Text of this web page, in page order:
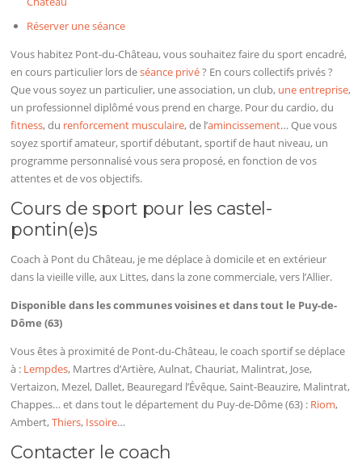
Réserver une séance
Vous habitez Pont-du-Château, vous souhaitez faire du sport encadré,
en cours particulier lors deséance privé? En cours collectifs privés ?
Que vous soyez un particulier, une association, un club, une entreprise,
un professionnel diplômé vous prend en charge. Pour du cardio, du
fitness, du renforcement musculaire, de l’amincissement… Que vous
soyez sportif amateur, sportif débutant, sportif de haut niveau, un
programme personnalisé vous sera proposé, en fonction de vos
attentes et de vos objectifs.
Cours de sport pour les castel-
pontin(e)s
Coach à Pont du Château, je me déplace à domicile et en extérieur
dans la vieille ville, aux Littes, dans la zone commerciale, vers l’Allier.
Disponible dans les communes voisines et dans tout le Puy-de-
Dôme (63)
Vous êtes à proximité de Pont-du-Château, le coach sportif se déplace
à : Lempdes, Martres d’Artière, Aulnat, Chauriat, Malintrat, Jose,
Vertaizon, Mezel, Dallet, Beauregard l’Évêque, Saint-Beauzire, Malintrat,
Chappes… et dans tout le département du Puy-de-Dôme (63) : Riom,
Ambert,Thiers, Issoire…
Contacter le coach